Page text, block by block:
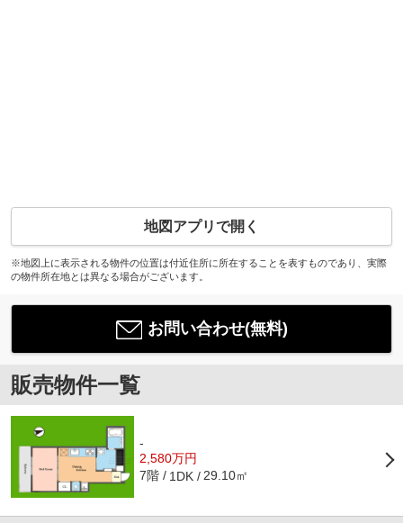
地図アプリで開く
※地図上に表示される物件の位置は付近住所に所在することを表すものであり、実際
の物件所在地とは異なる場合がございます。
お問い合わせ(無料)
販売物件一覧
-
2,580万円
7階 1DK 29.10㎡